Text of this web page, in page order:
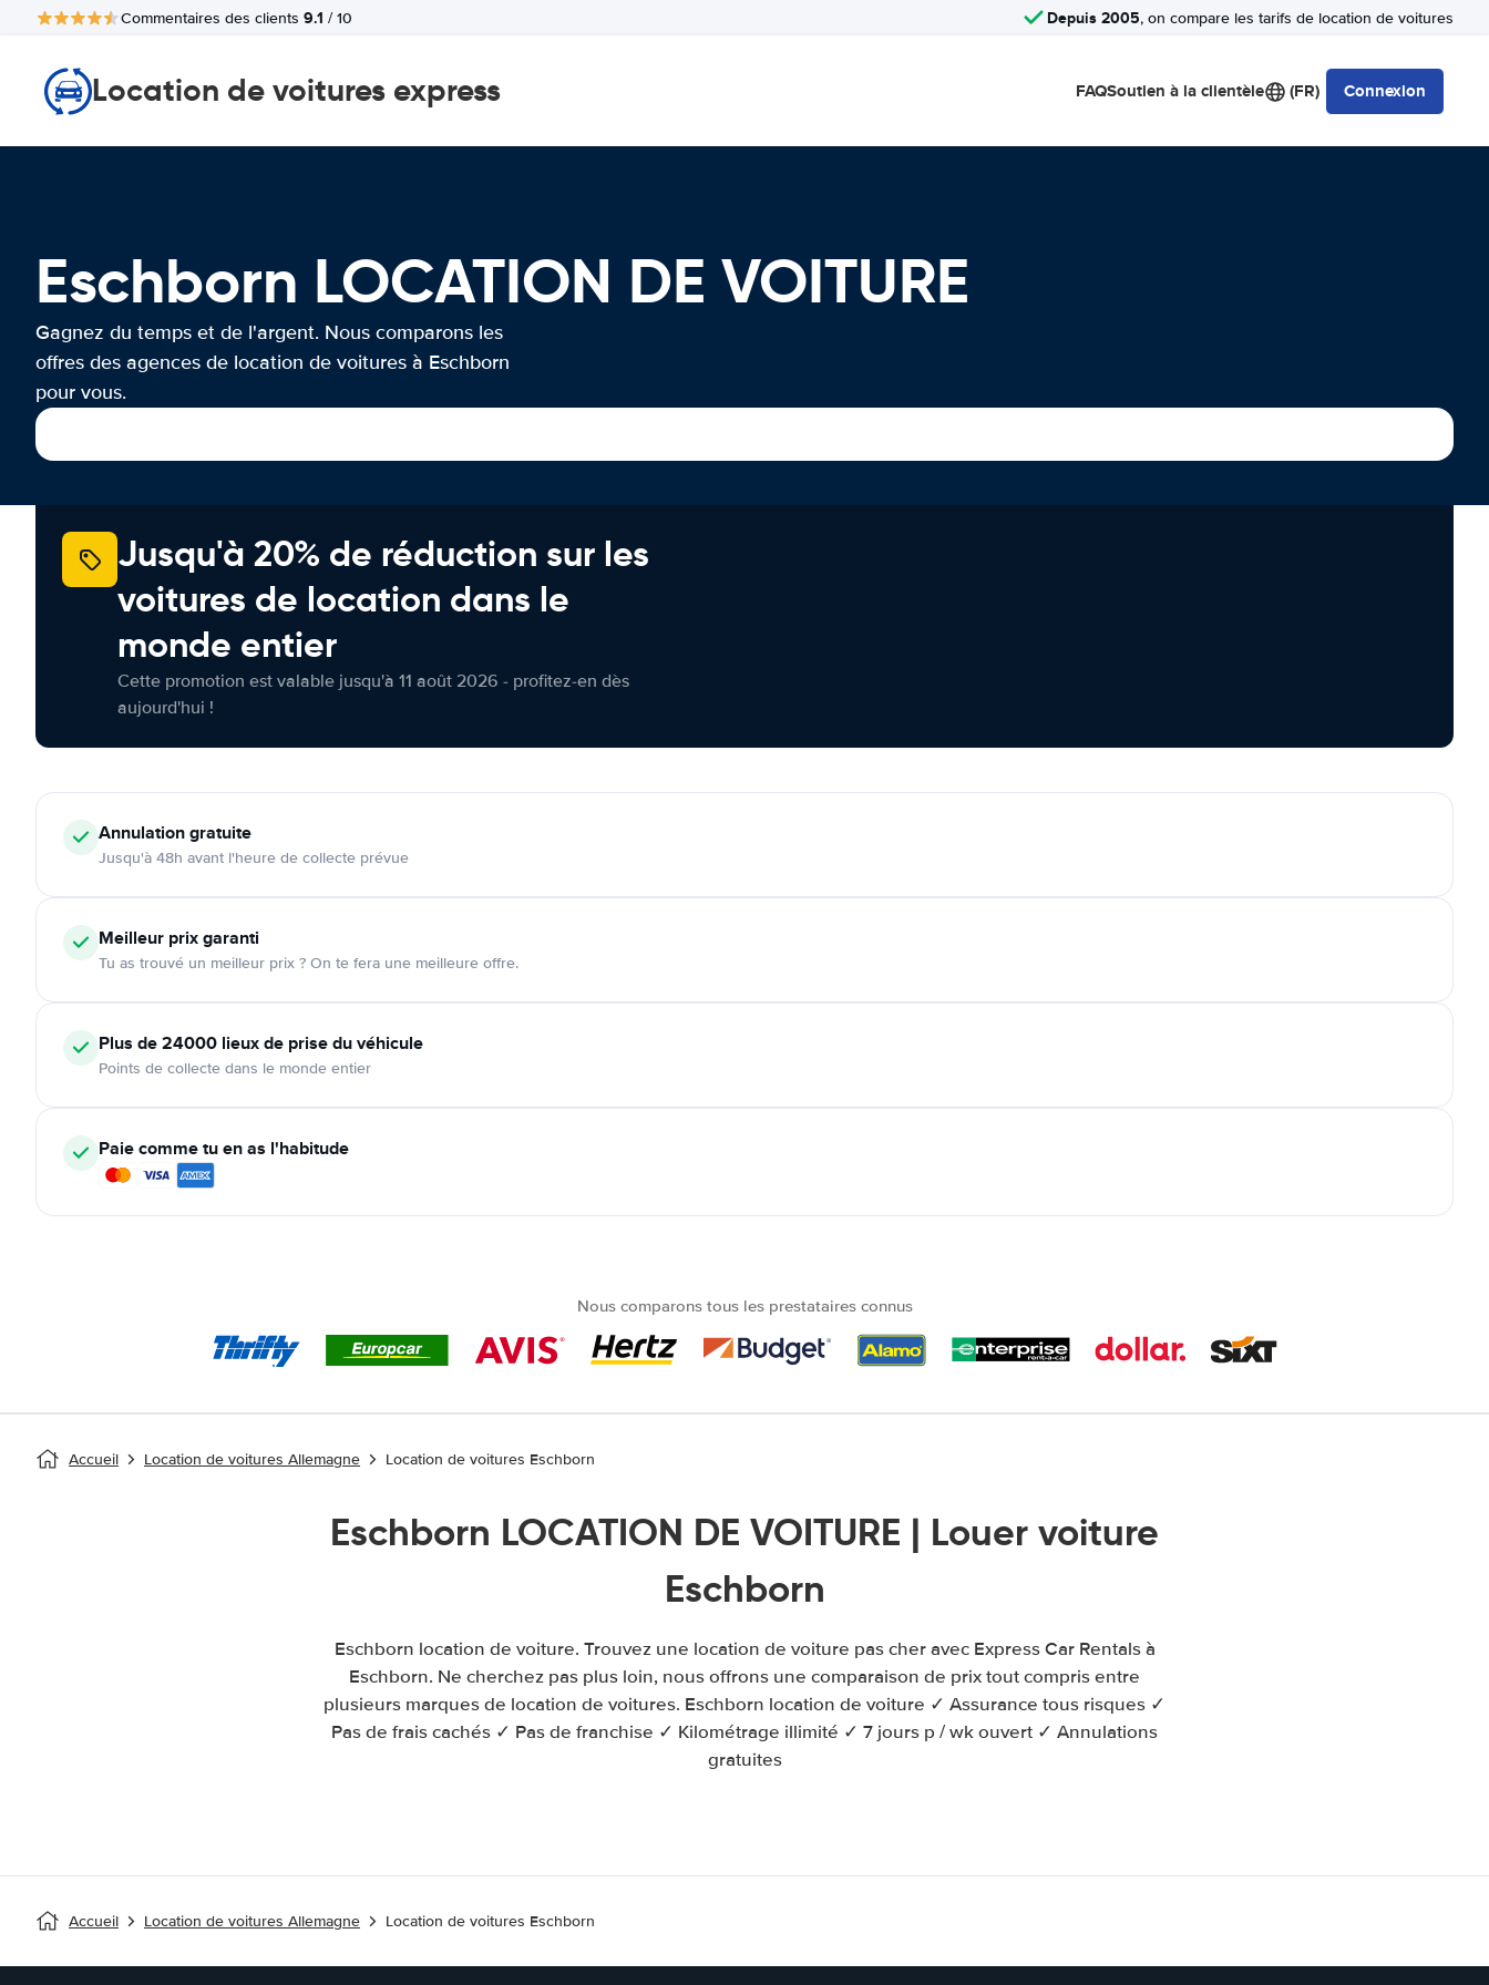
Commentaires des clients 9.1 / 10 Depuis 2005, on compare les tarifs de location de voitures
Location de voitures express FAQSoutien à la clientèle (FR) Connexion
Eschborn LOCATION DE VOITURE
Gagnez du temps et de l'argent. Nous comparons les
offres des agences de location de voitures à Eschborn
pour vous.
Jusqu'à 20% de réduction sur les
voitures de location dans le
monde entier
Cette promotion est valable jusqu'à 11 août 2026 - profitez-en dès
aujourd'hui !
Annulationgratuite
Jusqu'à 48h avant l'heure de collecte prévue
Meilleur prix garanti
Tu as trouvé un meilleur prix ? On te fera une meilleure offre.
Plus de 24000 lieux de prise du véhicule
Points de collecte dans le monde entier
Paie comme tu en as l'habitude
Nous comparons tous les prestataires connus
Accueil Location de voitures Allemagne Location de voitures Eschborn
Eschborn LOCATION DE VOITURE | Louer voiture
Eschborn
Eschborn location de voiture. Trouvez une location de voiture pas cher avec Express Car Rentals à
Eschborn. Ne cherchez pas plus loin, nous offrons une comparaison de prix tout compris entre
plusieurs marques de location de voitures. Eschborn location de voiture ✓ Assurance tous risques ✓
Pas de frais cachés ✓ Pas de franchise ✓ Kilométrage illimité ✓ 7 jours p / wk ouvert ✓ Annulations
gratuites
Accueil Location de voitures Allemagne Location de voitures Eschborn